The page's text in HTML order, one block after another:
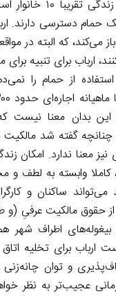
کوره‌ها مجموعا محل
دسترسی دارند.
می‌کند، که البته در
ارباب برای تنبیه
از حمام را
بدان معنا نیست که
گفته شد مالکیت
نیز معنا ندارد. امکان
کاملا وابسته به لطف
ساکنان و
از حقوق مالکیت عرفیِ (و
بیغوله‌های اطراف
ارباب برای تخلیه
و توان
زمانی عجیب‌تر به نظر